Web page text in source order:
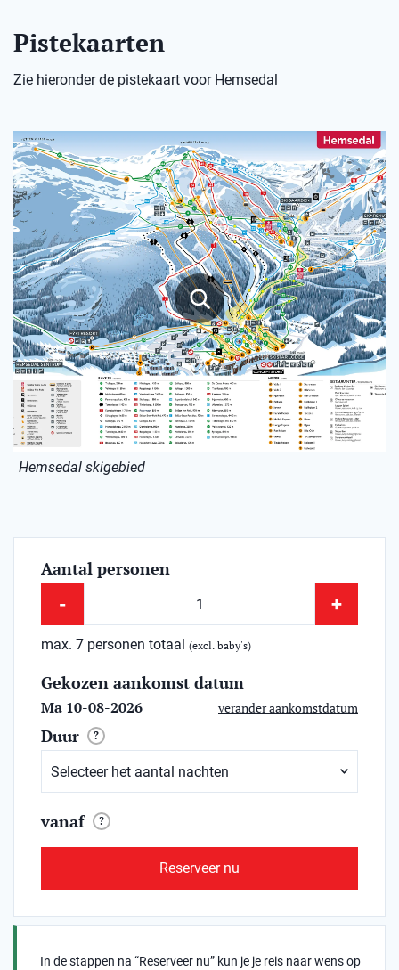
Pistekaarten
Zie hieronder de pistekaart voor Hemsedal
Hemsedal skigebied
Aantal personen
- +
max. 7 personen totaal (excl. baby's)
Gekozen aankomst datum
Ma 10-08-2026 verander aankomstdatum
Duur ?
vanaf ?
Reserveer nu
In de stappen na “Reserveer nu” kun je je reis naar wens op